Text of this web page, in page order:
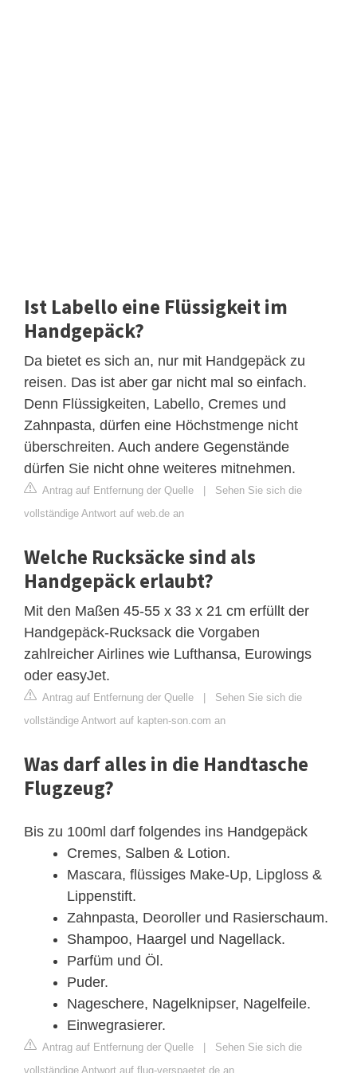
Ist Labello eine Flüssigkeit im
Handgepäck?
Da bietet es sich an, nur mit Handgepäck zu
reisen. Das ist aber gar nicht mal so einfach.
Denn Flüssigkeiten, Labello, Cremes und
Zahnpasta, dürfen eine Höchstmenge nicht
überschreiten. Auch andere Gegenstände
dürfen Sie nicht ohne weiteres mitnehmen.
Antrag auf Entfernung der Quelle | Sehen Sie sich die
vollständige Antwort auf web.de an
Welche Rucksäcke sind als
Handgepäck erlaubt?
Mit den Maßen 45-55 x 33 x 21 cm erfüllt der
Handgepäck-Rucksack die Vorgaben
zahlreicher Airlines wie Lufthansa, Eurowings
oder easyJet.
Antrag auf Entfernung der Quelle | Sehen Sie sich die
vollständige Antwort auf kapten-son.com an
Was darf alles in die Handtasche
Flugzeug?
Bis zu 100ml darf folgendes ins Handgepäck
Cremes, Salben & Lotion.
Mascara, flüssiges Make-Up, Lipgloss &
Lippenstift.
Zahnpasta, Deoroller und Rasierschaum.
Shampoo, Haargel und Nagellack.
Parfüm und Öl.
Puder.
Nageschere, Nagelknipser, Nagelfeile.
Einwegrasierer.
Antrag auf Entfernung der Quelle | Sehen Sie sich die
vollständige Antwort auf flug-verspaetet.de an